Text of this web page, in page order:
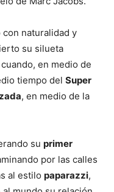
con naturalidad y
su silueta
en medio de
tiempo del Super
, en medio de la
su primer
por las calles
al estilo paparazzi,